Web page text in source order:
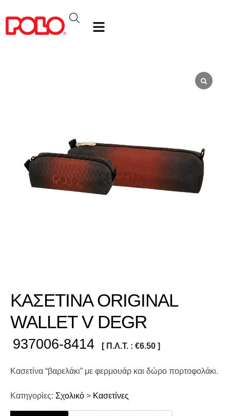
ΚΑΣΕΤΙΝΑ ORIGINAL
WALLET V DEGR
937006-8414 [ Π.Λ.Τ. : €6.50 ]
Κασετίνα “βαρελάκι” με φερμουάρ και δώρο πορτοφολάκι.
Κατηγορίες: Σχολικό > Κασετίνες